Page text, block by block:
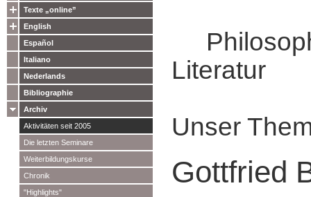
Texte „online”
English
Español
Italiano
Nederlands
Bibliographie
Archiv
Aktivitäten seit 2005
Die letzten Seminare
Weiterbildungskurse
Chronik
"Highlights"
Literatur
Unser
Gottfried